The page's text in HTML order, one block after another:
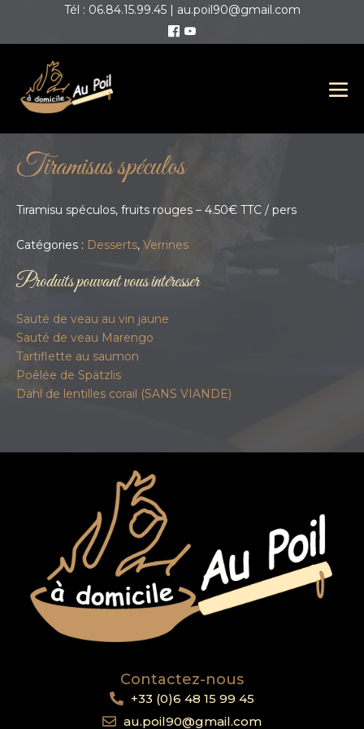
Tél : 06.84.15.99.45 | au.poil90@gmail.com
Tiramisus spéculos
Tiramisu spéculos, fruits rouges – 4.50€ TTC / pers
Catégories : Desserts, Verrines
Produits pouvant vous intéresser
Sauté de veau au vin jaune
Sauté de veau Marengo
Tartiflette au saumon
Poêlée de Spätzlis
Dahl de lentilles corail (SANS VIANDE)
Contactez-nous
+33 (0)6 48 15 99 45
au.poil90@gmail.com